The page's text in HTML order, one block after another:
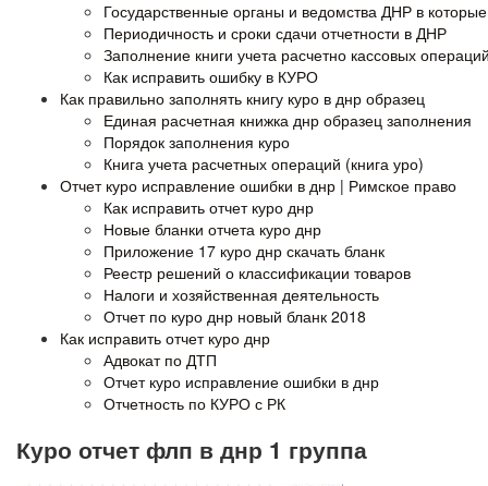
Государственные органы и ведомства ДНР в
Периодичность и сроки сдачи отчетности в ДНР
Заполнение книги учета расчетно кассовых
Как исправить ошибку в КУРО
Как правильно заполнять книгу куро в днр образец
Единая расчетная книжка днр образец заполнения
Порядок заполнения куро
Книга учета расчетных операций (книга уро)
Отчет куро исправление ошибки в днр | Римское право
Как исправить отчет куро днр
Новые бланки отчета куро днр
Приложение 17 куро днр скачать бланк
Реестр решений о классификации товаров
Налоги и хозяйственная деятельность
Отчет по куро днр новый бланк 2018
Как исправить отчет куро днр
Адвокат по ДТП
Отчет куро исправление ошибки в днр
Отчетность по КУРО с РК
Куро отчет флп в днр 1 группа